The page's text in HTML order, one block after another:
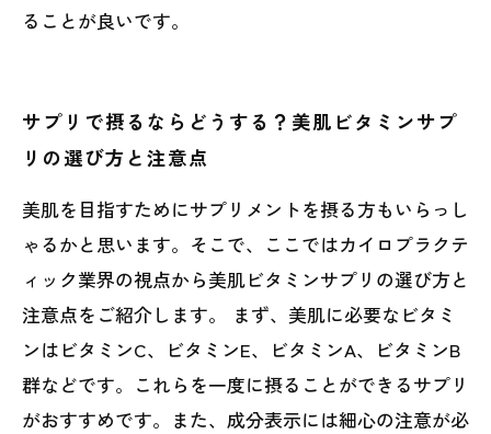
ることが良いです。
サプリで摂るならどうする？美肌ビタミンサプ
リの選び方と注意点
美肌を目指すためにサプリメントを摂る方もいらっし
ゃるかと思います。そこで、ここではカイロプラクテ
ィック業界の視点から美肌ビタミンサプリの選び方と
注意点をご紹介します。 まず、美肌に必要なビタミ
ンはビタミンC、ビタミンE、ビタミンA、ビタミンB
群などです。これらを一度に摂ることができるサプリ
がおすすめです。また、成分表示には細心の注意が必